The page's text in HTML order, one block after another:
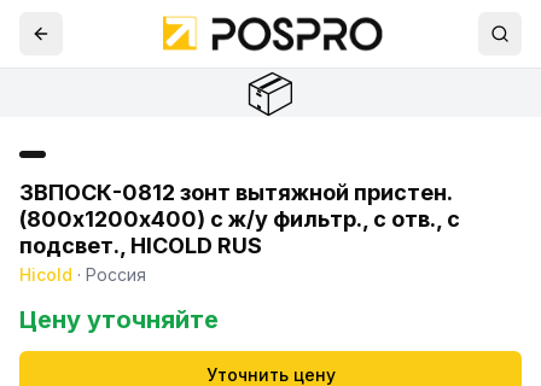
📦
ЗВПОСК-0812 зонт вытяжной пристен.
(800х1200х400) с ж/у фильтр., с отв., с
подсвет., HICOLD RUS
Hicold · Россия
Цену уточняйте
Уточнить цену